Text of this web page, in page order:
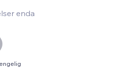
enda